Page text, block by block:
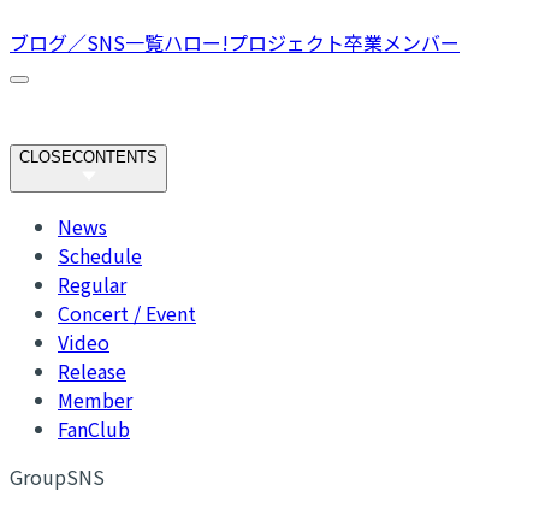
ブログ／SNS一覧ハロー!プロジェクト卒業メンバー
CLOSECONTENTS
News
Schedule
Regular
Concert / Event
Video
Release
Member
FanClub
GroupSNS